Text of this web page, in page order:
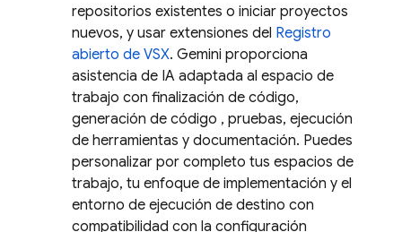
repositorios existentes o iniciar proyectos
nuevos, y usar extensiones del Registro
abierto de VSX. Gemini proporciona
asistencia de IA adaptada al espacio de
trabajo con finalización de código,
generación de código , pruebas, ejecución
de herramientas y documentación. Puedes
personalizar por completo tus espacios de
trabajo, tu enfoque de implementación y el
entorno de ejecución de destino con
compatibilidad con la configuración